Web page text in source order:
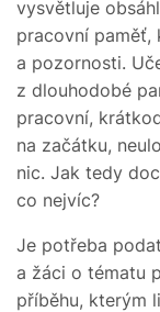
vysvětluje
pracovní paměť,
a pozornosti.
z dlouhodobé
pracovní,
na začátku,
nic. Jak tedy
co nejvíc?
Je potřeba
a žáci o tématu
příběhu, kterým